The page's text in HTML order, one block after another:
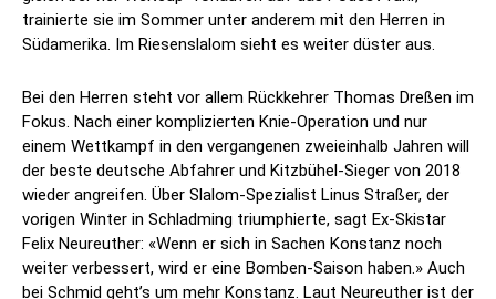
trainierte sie im Sommer unter anderem mit den Herren in
Südamerika. Im Riesenslalom sieht es weiter düster aus.
Bei den Herren steht vor allem Rückkehrer Thomas Dreßen im
Fokus. Nach einer komplizierten Knie-Operation und nur
einem Wettkampf in den vergangenen zweieinhalb Jahren will
der beste deutsche Abfahrer und Kitzbühel-Sieger von 2018
wieder angreifen. Über Slalom-Spezialist Linus Straßer, der
vorigen Winter in Schladming triumphierte, sagt Ex-Skistar
Felix Neureuther: «Wenn er sich in Sachen Konstanz noch
weiter verbessert, wird er eine Bomben-Saison haben.» Auch
bei Schmid geht’s um mehr Konstanz. Laut Neureuther ist der